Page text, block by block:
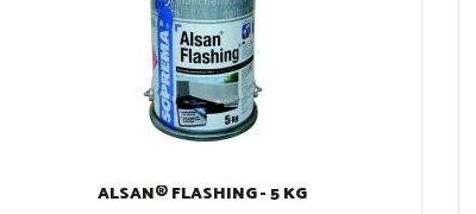
ALSAN® FLASHING - 5 KG